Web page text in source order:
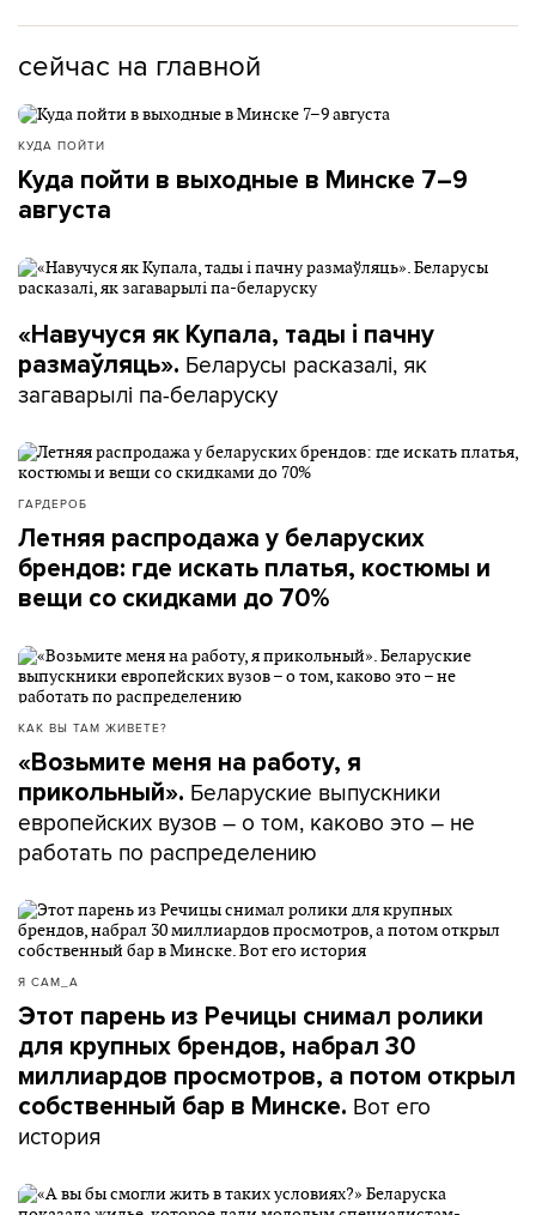
сейчас на главной
КУДА ПОЙТИ
Куда пойти в выходные в Минске 7–9
августа
«Навучуся як Купала, тады і пачну
размаўляць». Беларусы расказалі, як
загаварылі па-беларуску
ГАРДЕРОБ
Летняя распродажа у беларуских
брендов: где искать платья, костюмы и
вещи со скидками до 70%
КАК ВЫ ТАМ ЖИВЕТЕ?
«Возьмите меня на работу, я
прикольный». Беларуские выпускники
европейских вузов – о том, каково это – не
работать по распределению
Я САМ_А
Этот парень из Речицы снимал ролики
для крупных брендов, набрал 30
миллиардов просмотров, а потом открыл
собственный бар в Минске. Вот его
история